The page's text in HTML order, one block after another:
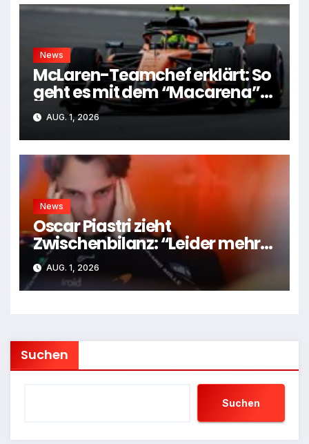
News
McLaren-Teamchef erklärt: So
geht es mit dem “Macarena”-
Flügel weiter
AUG. 1, 2026
News
Oscar Piastri zieht
Zwischenbilanz: “Leider mehr
Tiefen als Höhen”
AUG. 1, 2026
Suchen
Suchen